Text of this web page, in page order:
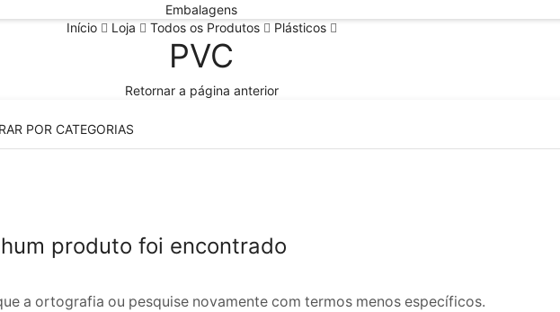
Embalagens
Início Loja Todos os Produtos Plásticos
PVC
Retornar a página anterior
POR CATEGORIAS
produto foi encontrado
a ortografia ou pesquise novamente com termos menos específicos.